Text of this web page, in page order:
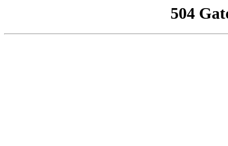
504